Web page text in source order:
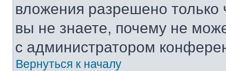
вложения разрешено
вы не знаете, почему не
с администратором
Вернуться к началу